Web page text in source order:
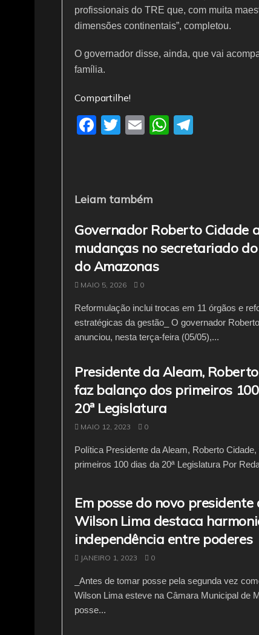
profissionais do TRE que, com muita
dimensões continentais”, completou.
O governador disse, ainda, que vai
família.
Compartilhe!
F
b
o
o
k
T
E
W
p
p
m
Leiam também
Governador Roberto Cidade
mudanças no secretariado
do Amazonas
MAIO 5, 2026 0
Reformulação inclui trocas em 11 órgãos e
estratégicas da gestão_ O governador
anunciou, nesta terça-feira (05/05),...
Presidente da Aleam,
faz balanço dos primeiros
20ª Legislatura
MAIO 12, 2023 0
Política Presidente da Aleam, Roberto
primeiros 100 dias da 20ª Legislatura Por
Em posse do novo presidente
Wilson Lima destaca
independência entre poderes
JANEIRO 1, 2023 0
_Antes de tomar posse pela segunda vez
Wilson Lima esteve na Câmara Municipal de
posse...